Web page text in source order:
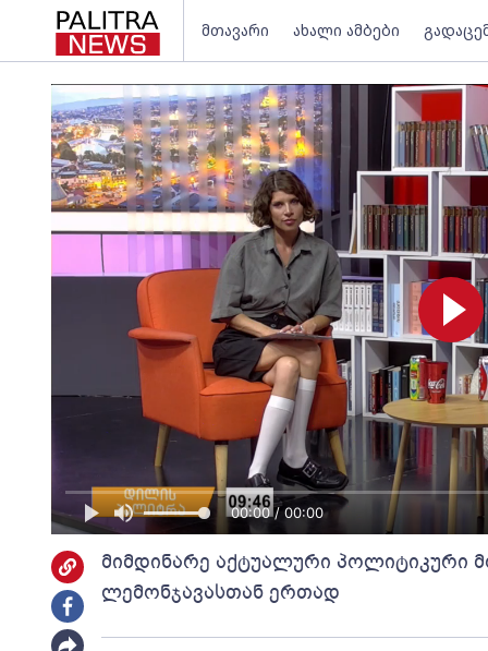
მთავარი ახალი ამბები
00:00 / 00:00
მიმდინარე აქტუალური პოლიტიკური
ლემონჯავასთან ერთად